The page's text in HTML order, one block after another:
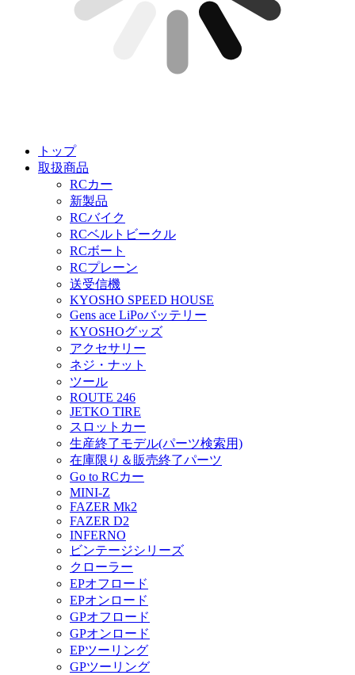
トップ
取扱商品
RCカー
新製品
RCバイク
RCベルトビークル
RCボート
RCプレーン
送受信機
KYOSHO SPEED HOUSE
Gens ace LiPoバッテリー
KYOSHOグッズ
アクセサリー
ネジ・ナット
ツール
ROUTE 246
JETKO TIRE
スロットカー
生産終了モデル(パーツ検索用)
在庫限り＆販売終了パーツ
Go to RCカー
MINI-Z
FAZER Mk2
FAZER D2
INFERNO
ビンテージシリーズ
クローラー
EPオフロード
EPオンロード
GPオフロード
GPオンロード
EPツーリング
GPツーリング